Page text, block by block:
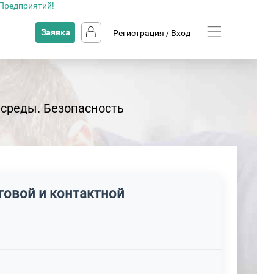
Заявка Регистрация / Вход
Безопасность
и контактной